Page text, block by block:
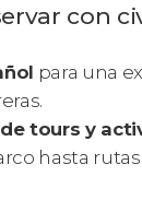
con
para una
tours y
hasta